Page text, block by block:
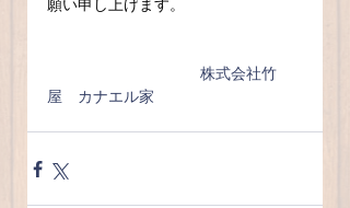
願い申し上げます。
株式会社竹
屋　カナエル家